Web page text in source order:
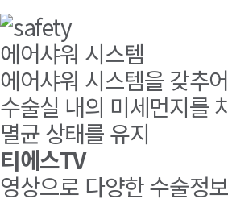
에어샤워 시스템
에어샤워 시스템을 갖추어
수술실 내의 미세먼지를
멸균 상태를 유지
티에스TV
영상으로 다양한 수술정